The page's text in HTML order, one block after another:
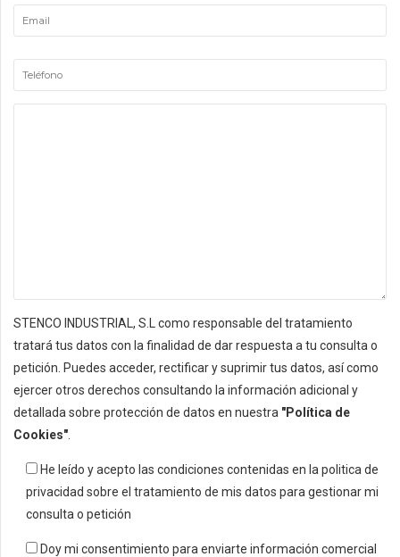
STENCO INDUSTRIAL, S.L como responsable del tratamiento
tratará tus datos con la finalidad de dar respuesta a tu consulta o
petición. Puedes acceder, rectificar y suprimir tus datos, así como
ejercer otros derechos consultando la información adicional y
detallada sobre protección de datos en nuestra "Política de
Cookies"
He leído y acepto las condiciones contenidas en la politica de
privacidad sobre el tratamiento de mis datos para gestionar mi
consulta o petición
Doy mi consentimiento para enviarte información comercial